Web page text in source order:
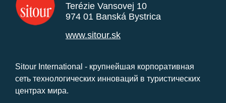
Terézie Vansovej 10
974 01 Banská Bystrica
www.sitour.sk
Sitour International - крупнейшая корпоративная
сеть технологических инноваций в туристических
центрах мира.